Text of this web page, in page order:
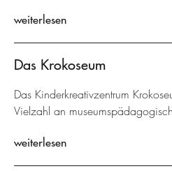
weiterlesen
Das Krokoseum
Das Kinderkreativzentrum
Vielzahl an
weiterlesen